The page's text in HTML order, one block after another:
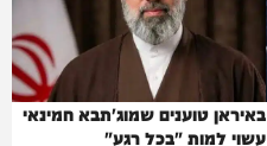
באיראן טוענים שמוג'תבא חמינאי
עשוי למות "בכל רגע"